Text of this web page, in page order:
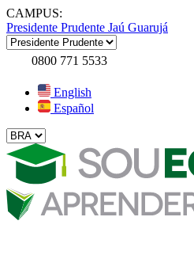
CAMPUS:
Presidente Prudente Jaú Guarujá
0800 771 5533
English
Español